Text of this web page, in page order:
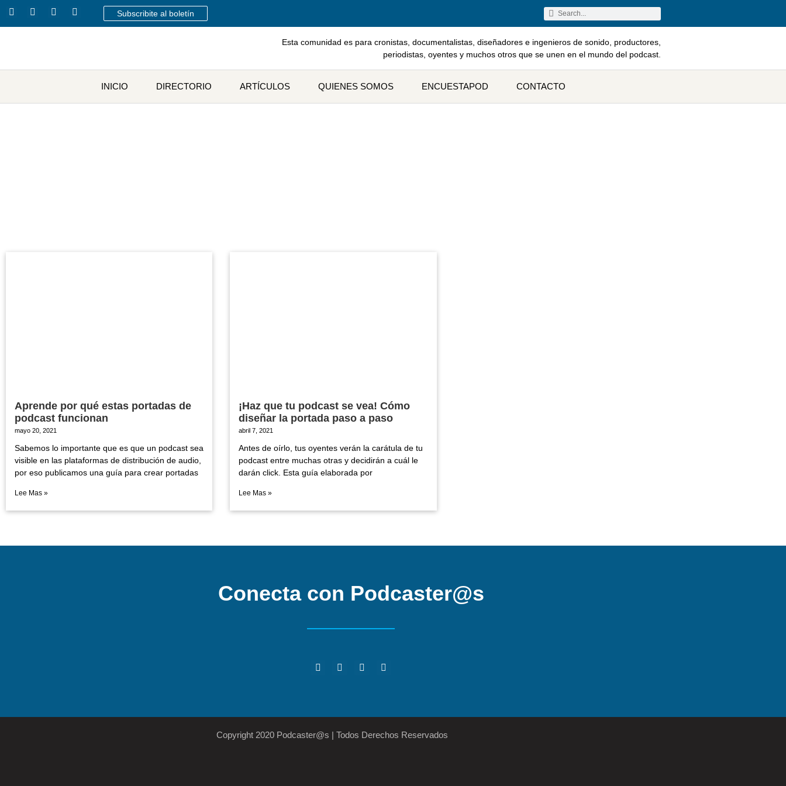
Subscribite al boletín
Esta comunidad es para cronistas, documentalistas, diseñadores e ingenieros de sonido, productores,
periodistas, oyentes y muchos otros que se unen en el mundo del podcast.
INICIO DIRECTORIO ARTÍCULOS QUIENES SOMOS ENCUESTAPOD CONTACTO
Aprende por qué estas portadas de
podcast funcionan
mayo 20, 2021
Sabemos lo importante que es que un podcast sea
visible en las plataformas de distribución de audio,
por eso publicamos una guía para crear portadas
Lee Mas »
¡Haz que tu podcast se vea! Cómo
diseñar la portada paso a paso
abril 7, 2021
Antes de oírlo, tus oyentes verán la carátula de tu
podcast entre muchas otras y decidirán a cuál le
darán click. Esta guía elaborada por
Lee Mas »
Conecta con Podcaster@s
Copyright 2020 Podcaster@s | Todos Derechos Reservados